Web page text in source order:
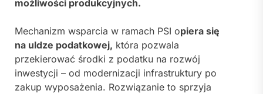
możliwości produkcyjnych.
Mechanizm wsparcia w ramach PSI opiera się
na uldze podatkowej, która pozwala
przekierować środki z podatku na rozwój
inwestycji – od modernizacji infrastruktury po
zakup wyposażenia. Rozwiązanie to sprzyja